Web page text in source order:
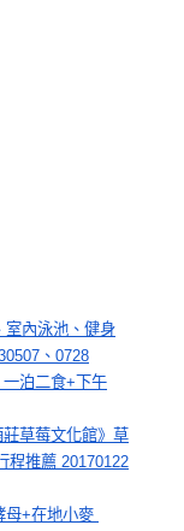
室內泳池、健身
、0728
泊二食+下午
草莓文化館》草
程推薦 20170122
母+在地小麥